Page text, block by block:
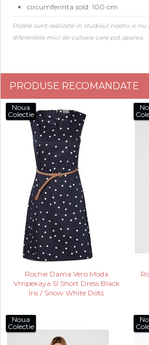
circumferinta sold: 100 cm
Pozele sunt realizate in studioul nostru si
diferentele mici de culoare care pot aparea.
PRODUSE RECOMANDATE
Noua
Colectie
Rochie Dama Vero Moda
Vmpekaya Sl Short Dress Black
Iris / Snow White Dots
Noua
Colectie